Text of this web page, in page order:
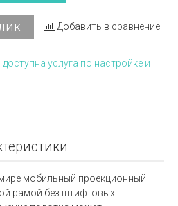
Добавить в сравнение
услуга по настройке и
мобильный проекционный
рамой без штифтовых